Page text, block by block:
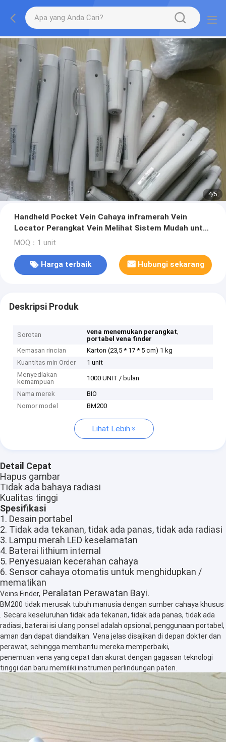
4/5
Handheld Pocket Vein Cahaya inframerah Vein
Locator Perangkat Vein Melihat Sistem Mudah untuk
mengadakan
MOQ：1 unit
Harga terbaik Hubungi sekarang
Deskripsi Produk
Sorotan vena menemukan perangkat,
portabel vena finder
Kemasan rincian
Karton (23,5 * 17 * 5 cm) 1 kg
Kuantitas min Order
1 unit
Menyediakan
kemampuan
1000 UNIT / bulan
Nama merek
BIO
Nomor model
BM200
Lihat Lebih
Detail Cepat
Hapus gambar
Tidak ada bahaya radiasi
Kualitas tinggi
Spesifikasi
1. Desain portabel
2. Tidak ada tekanan, tidak ada panas, tidak ada radiasi
3. Lampu merah LED keselamatan
4. Baterai lithium internal
5. Penyesuaian kecerahan cahaya
6. Sensor cahaya otomatis untuk menghidupkan /
mematikan
Veins Finder, Peralatan Perawatan Bayi.
BM200 tidak merusak tubuh manusia dengan sumber cahaya khusus
Secara keseluruhan tidak ada tekanan, tidak ada panas, tidak ada
radiasi, baterai isi ulang ponsel adalah opsional, penggunaan portabel,
aman dan dapat diandalkan. Vena jelas disajikan di depan dokter dan
perawat, sehingga membantu mereka memperbaiki,
penemuan vena yang cepat dan akurat dengan gagasan teknologi
tinggi dan baru memiliki instrumen perlindungan paten.